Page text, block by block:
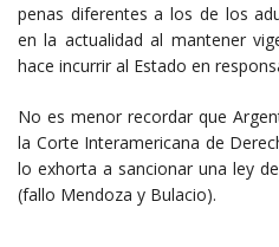
penas diferentes a los de los
en la actualidad al mantener
hace incurrir al Estado en
No es menor recordar que
la Corte Interamericana de
lo exhorta a sancionar una ley
(fallo Mendoza y Bulacio).